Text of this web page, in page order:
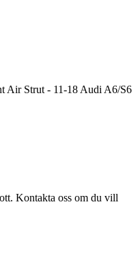
Air Strut - 11-18 Audi A6/S6
Kontakta oss om du vill